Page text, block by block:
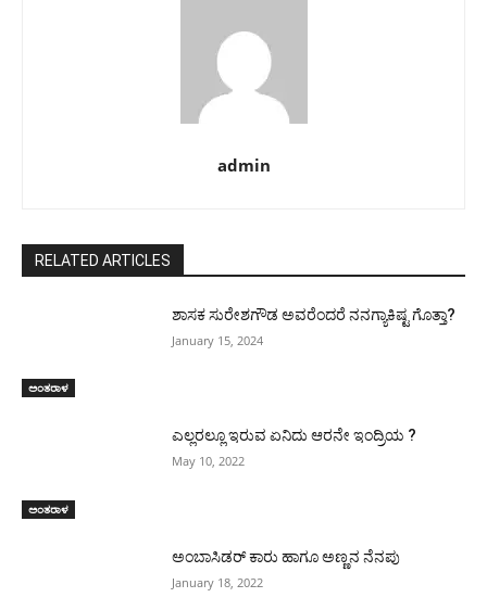
admin
RELATED ARTICLES
ಅಂತರಾಳ
ಶಾಸಕ ಸುರೇಶಗೌಡ ಅವರೆಂದರೆ ನನಗ್ಯಾಕಿಷ್ಟ ಗೊತ್ತಾ?
January 15, 2024
ಅಂತರಾಳ
ಎಲ್ಲರಲ್ಲೂ ಇರುವ ಏನಿದು ಆರನೇ ಇಂದ್ರಿಯ ?
May 10, 2022
ಅಂಬಾಸಿಡರ್ ಕಾರು ಹಾಗೂ ಅಣ್ಣನ ನೆನಪು
January 18, 2022